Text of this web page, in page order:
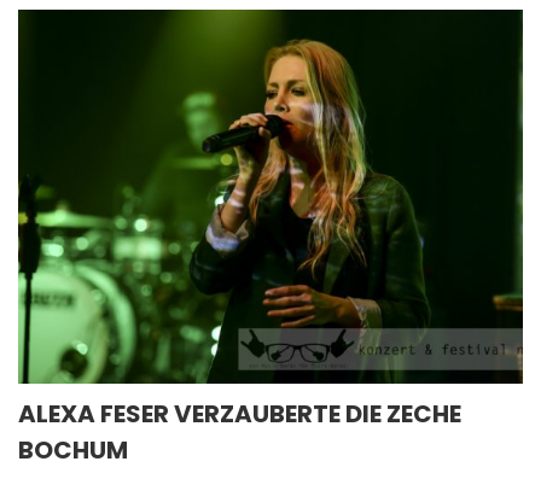
ALEXA FESER VERZAUBERTE DIE ZECHE
BOCHUM